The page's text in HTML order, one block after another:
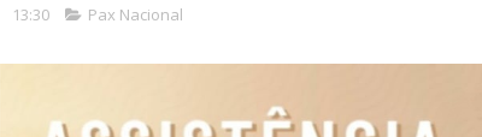
13:30 Pax Nacional